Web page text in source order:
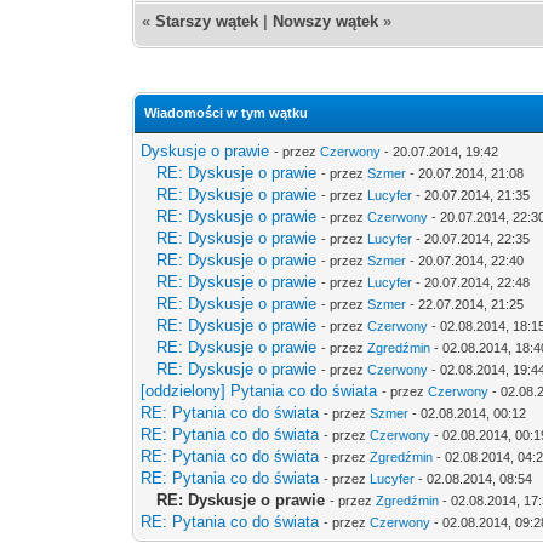
«Starszy wątek Nowszy wątek »
Wiadomości w tym wątku
Dyskusje o prawie - przezCzerwony - 20.07.2014, 19:42
RE: Dyskusje o prawie - przezSzmer - 20.07.2014, 21:08
RE: Dyskusje o prawie - przez Lucyfer - 20.07.2014, 21:35
RE: Dyskusje o prawie - przezCzerwony - 20.07.2014,
RE: Dyskusje o prawie - przez Lucyfer - 20.07.2014, 22:35
RE: Dyskusje o prawie - przezSzmer - 20.07.2014, 22:40
RE: Dyskusje o prawie - przez Lucyfer - 20.07.2014, 22:48
RE: Dyskusje o prawie - przezSzmer - 22.07.2014, 21:25
RE: Dyskusje o prawie - przezCzerwony - 02.08.2014,
RE: Dyskusje o prawie - przezZgredźmin - 02.08.2014,
RE: Dyskusje o prawie - przezCzerwony - 02.08.2014,
[oddzielony] Pytania co do świata - przezCzerwony -
RE: Pytania co do świata - przezSzmer - 02.08.2014, 00:12
RE: Pytania co do świata - przezCzerwony - 02.08.2014,
RE: Pytania co do świata - przezZgredźmin - 02.08.2014,
RE: Pytania co do świata - przez Lucyfer - 02.08.2014, 08:54
RE: Dyskusje o prawie - przezZgredźmin - 02.08.2014,
RE: Pytania co do świata - przezCzerwony - 02.08.2014,